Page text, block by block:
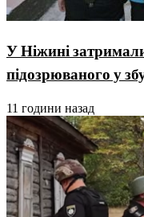
У Ніжині
підозрюваного у
11 години назад